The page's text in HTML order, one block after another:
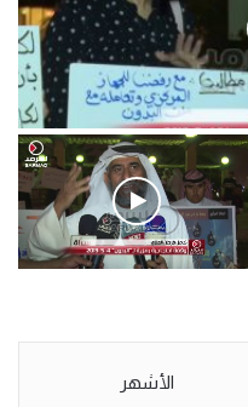
الإرادة 4-5-2019.
مخدرات يعني ولا خمر؟!.
الأشهر